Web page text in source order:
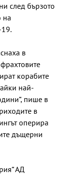
след бързото
на
в
корабите
най-
пише в
в
оперира
дъщерни
АД